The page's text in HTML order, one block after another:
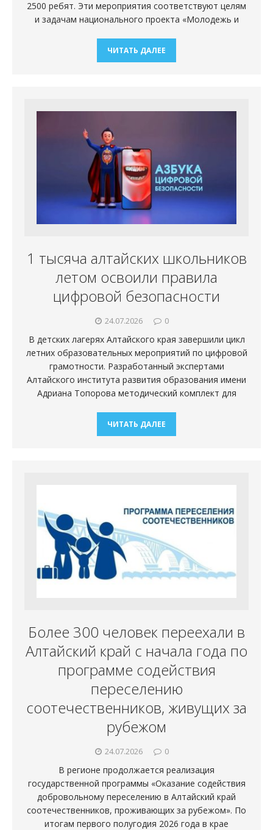
2500 ребят. Эти мероприятия соответствуют целям
и задачам национального проекта «Молодежь и
ЧИТАТЬ ДАЛЕЕ
1 тысяча алтайских школьников
летом освоили правила
цифровой безопасности
24.07.2026 0
В детских лагерях Алтайского края завершили цикл
летних образовательных мероприятий по цифровой
грамотности. Разработанный экспертами
Алтайского института развития образования имени
Адриана Топорова методический комплект для
ЧИТАТЬ ДАЛЕЕ
Более 300 человек переехали в
Алтайский край с начала года по
программе содействия
переселению
соотечественников, живущих за
рубежом
24.07.2026 0
В регионе продолжается реализация
государственной программы «Оказание содействия
добровольному переселению в Алтайский край
соотечественников, проживающих за рубежом». По
итогам первого полугодия 2026 года в крае